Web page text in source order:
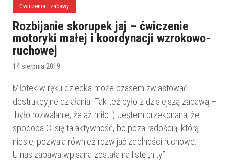
Ćwiczenia i zabawy
Rozbijanie skorupek jaj – ćwiczenie
motoryki małej i koordynacji wzrokowo-
ruchowej
14 sierpnia 2019
Młotek w ręku dziecka może czasem zwiastować
destrukcyjne działania. Tak też było z dzisiejszą zabawą –
było rozwalanie, że aż miło :) Jestem przekonana, że
spodoba Ci się ta aktywność, bo poza radością, którą
niesie, pozwala również rozwijać zdolności ruchowe.
U nas zabawa wpisana została na listę „hity”.